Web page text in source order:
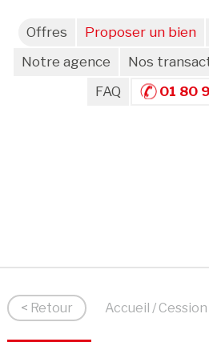
Offres Proposer un bien
Notre agence
Nos
FAQ
01 80
< Retour Accueil /